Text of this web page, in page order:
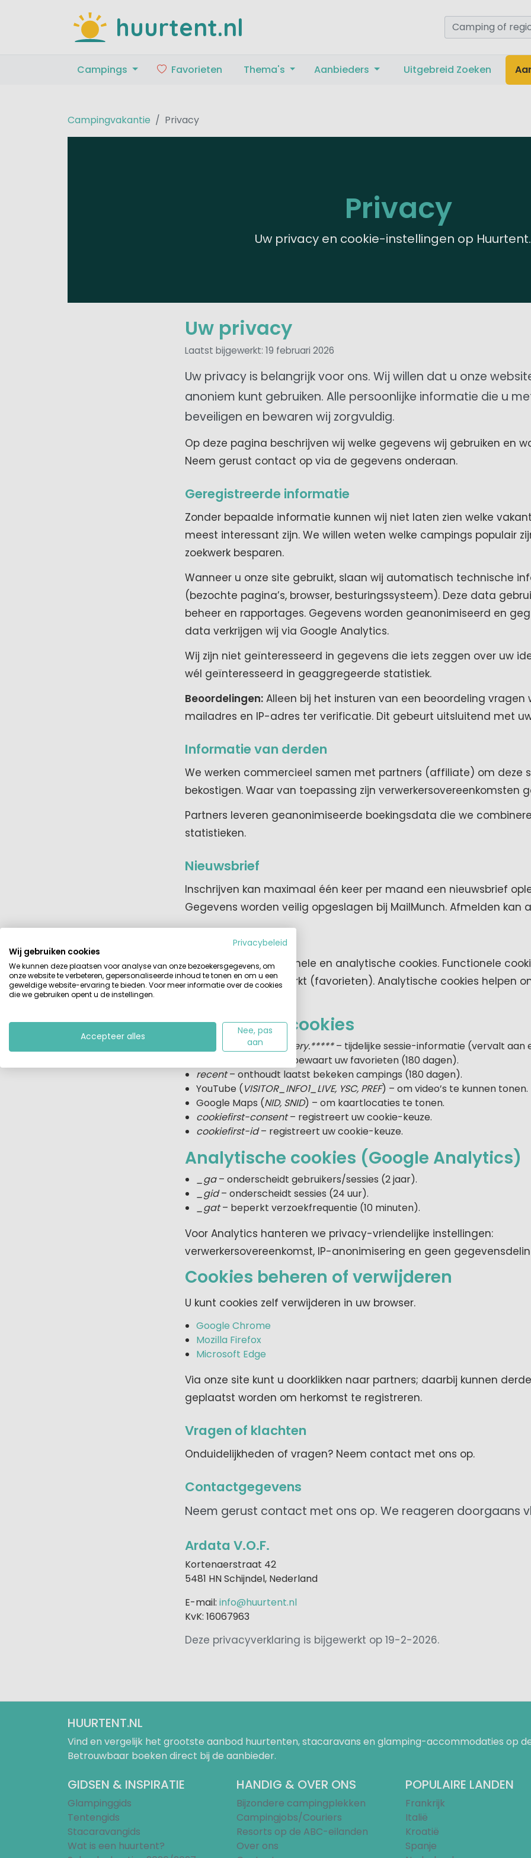
huurtent.nl
Campings Favorieten Thema's Aanbieders Uitgebreid Zoeken
Campingvakantie Privacy
Privacy
Uw privacy en cookie-instellingen op
Uw privacy
Laatst bijgewerkt: 19 februari 2026
Uw privacy is belangrijk voor ons. Wij willen dat u onze
anoniem kunt gebruiken. Alle persoonlijke informatie die u
beveiligen en bewaren wij zorgvuldig.
Op deze pagina beschrijven wij welke gegevens wij gebruiken en
Neem gerust contact op via de gegevens onderaan.
Geregistreerde informatie
Zonder bepaalde informatie kunnen wij niet laten zien welke
meest interessant zijn. We willen weten welke campings populair
zoekwerk besparen.
Wanneer u onze site gebruikt, slaan wij automatisch technische
(bezochte pagina’s, browser, besturingssysteem). Deze data
beheer en rapportages. Gegevens worden geanonimiseerd en
data verkrijgen wij via Google Analytics.
Wij zijn niet geïnteresseerd in gegevens die iets zeggen over uw
wél geïnteresseerd in geaggregeerde statistiek.
Beoordelingen: Alleen bij het insturen van een beoordeling vragen
mailadres en IP-adres ter verificatie. Dit gebeurt uitsluitend met
Informatie van derden
We werken commercieel samen met partners (affiliate) om deze
bekostigen. Waar van toepassing zijn verwerkersovereenkomsten
Partners leveren geanonimiseerde boekingsdata die we
statistieken.
Nieuwsbrief
Inschrijven kan maximaal één keer per maand een nieuwsbrief
Gegevens worden veilig opgeslagen bij MailMunch. Afmelden kan
Cookies
We gebruiken functionele en analytische cookies. Functionele
ervoor dat de site werkt (favorieten). Analytische cookies helpen
Functionele cookies
.AspNetCore.Antiforgery.*****– tijdelijke sessie-informatie (vervalt aan
– bewaart uw favorieten (180 dagen).
recent– onthoudt laatst bekeken campings (180 dagen).
YouTube (VISITOR_INFO1_LIVE, YSC, PREF) – om video’s te kunnen tonen.
Google Maps (NID, SNID) – om kaartlocaties te tonen.
cookiefirst-consent– registreert uw cookie-keuze.
cookiefirst-id– registreert uw cookie-keuze.
Analytische cookies (Google Analytics)
_ga– onderscheidt gebruikers/sessies (2 jaar).
_gid– onderscheidt sessies (24 uur).
_gat– beperkt verzoekfrequentie (10 minuten).
Voor Analytics hanteren we privacy-vriendelijke instellingen:
verwerkersovereenkomst, IP-anonimisering en geen
Cookies beheren of verwijderen
U kunt cookies zelf verwijderen in uw browser.
Google Chrome
Mozilla Firefox
Microsoft Edge
Via onze site kunt u doorklikken naar partners; daarbij kunnen
geplaatst worden om herkomst te registreren.
Vragen of klachten
Onduidelijkheden of vragen? Neem contact met ons op.
Contactgegevens
Neem gerust contact met ons op. We reageren doorgaans
Ardata V.O.F.
Kortenaerstraat 42
5481 HN Schijndel, Nederland
E-mail: info@huurtent.nl
KvK: 16067963
Deze privacyverklaring is bijgewerkt op 19-2-2026.
HUURTENT.NL
Vind en vergelijk het grootste aanbod huurtenten, stacaravans en glamping-accommodaties op
Betrouwbaar boeken direct bij de aanbieder.
GIDSEN & INSPIRATIE
Glampinggids
Tentengids
Stacaravangids
Wat is een huurtent?
HANDIG & OVER ONS
Bijzondere campingplekken
Campingjobs/Couriers
Resorts op de ABC-eilanden
Over ons
POPULAIRE LANDEN
Frankrijk
Italië
Kroatië
Spanje
Privacybeleid
Wij gebruiken cookies
We kunnen deze plaatsen voor analyse van onze bezoekersgegevens, om
onze website te verbeteren, gepersonaliseerde inhoud te tonen en om u een
geweldige website-ervaring te bieden. Voor meer informatie over de cookies
die we gebruiken opent u de instellingen.
Accepteer alles
Nee, pas
aan